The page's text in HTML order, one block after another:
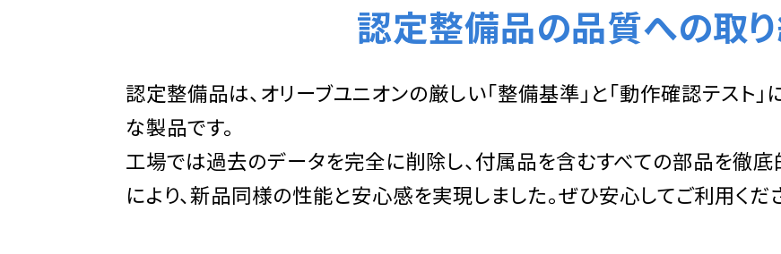
認定整備品の品質への取
認定整備品は、オリーブユニオンの厳しい「整備基準」と「動作確認テスト
な製品です。
工場では過去のデータを完全に削除し、付属品を含むすべての部品を徹底
により、新品同様の性能と安心感を実現しました。ぜひ安心してご利用くだ